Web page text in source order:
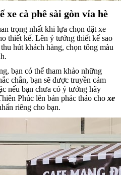
xe cà phê sài gòn vỉa hè
trọng nhất khi lựa chọn đặt xe
thiết kế. Lên ý tưởng thiết kế sao
hút khách hàng, chọn tông màu
bạn có thể tham khảo những
chắn, bạn sẽ được truyền cảm
nếu bạn chưa có ý tưởng hãy
Phúc lên bản phác thảo cho xe
riêng cho bạn.